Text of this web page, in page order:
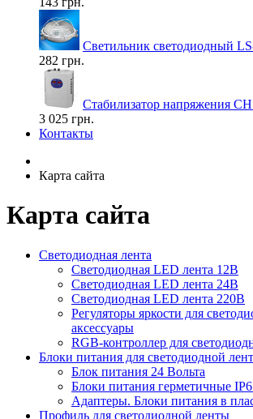
Светильник светодиодный
282 грн.
Стабилизатор напряжения
3 025 грн.
Контакты
Карта сайта
Карта сайта
Светодиодная лента
Светодиодная LED лента 12В
Светодиодная LED лента 24В
Светодиодная LED лента 220В
Регуляторы яркости для
аксессуары
RGB-контроллер для
Блоки питания для светодиодной
Блок питания 24 Вольта
Блоки питания герметичные
Адаптеры. Блоки питания в
Профиль для светодиодной ленты